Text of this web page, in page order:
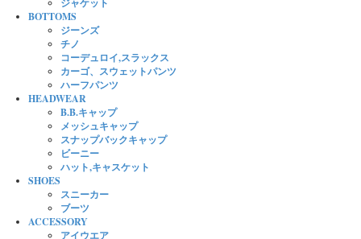
BOTTOMS
ジーンズ
チノ
コーデュロイ,スラックス
カーゴ、スウェットパンツ
ハーフパンツ
HEADWEAR
B.B.キャップ
メッシュキャップ
スナップバックキャップ
ビーニー
ハット,キャスケット
SHOES
スニーカー
ブーツ
ACCESSORY
アイウエア